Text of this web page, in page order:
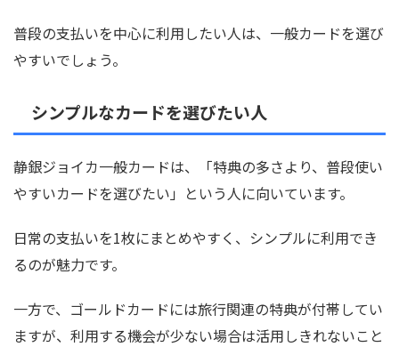
普段の支払いを中心に利用したい人は、一般カードを選び
やすいでしょう。
シンプルなカードを選びたい人
静銀ジョイカ一般カードは、「特典の多さより、普段使い
やすいカードを選びたい」という人に向いています。
日常の支払いを1枚にまとめやすく、シンプルに利用でき
るのが魅力です。
一方で、ゴールドカードには旅行関連の特典が付帯してい
ますが、利用する機会が少ない場合は活用しきれないこと